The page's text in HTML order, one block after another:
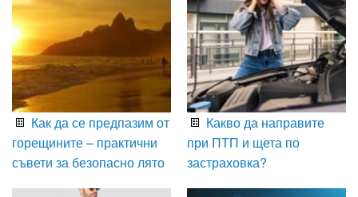
Как да се предпазим от
горещините – практични
съвети за безопасно лято
Какво да направите
при ПТП и щета по
застраховка?